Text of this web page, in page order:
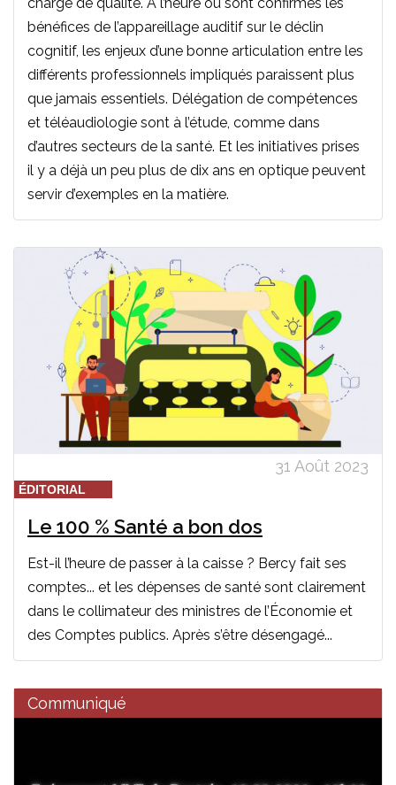
bénéfices de l’appareillage auditif sur le déclin
cognitif, les enjeux d’une bonne articulation entre les
différents professionnels impliqués paraissent plus
que jamais essentiels. Délégation de compétences
et téléaudiologie sont à l’étude, comme dans
d’autres secteurs de la santé. Et les initiatives prises
il y a déjà un peu plus de dix ans en optique peuvent
servir d’exemples en la matière.
31 Août 2023
ÉDITORIAL
Le 100 % Santé a bon dos
Est-il l’heure de passer à la caisse ? Bercy fait ses
comptes... et les dépenses de santé sont clairement
dans le collimateur des ministres de l’Économie et
des Comptes publics. Après s’être désengagé...
Communiqué